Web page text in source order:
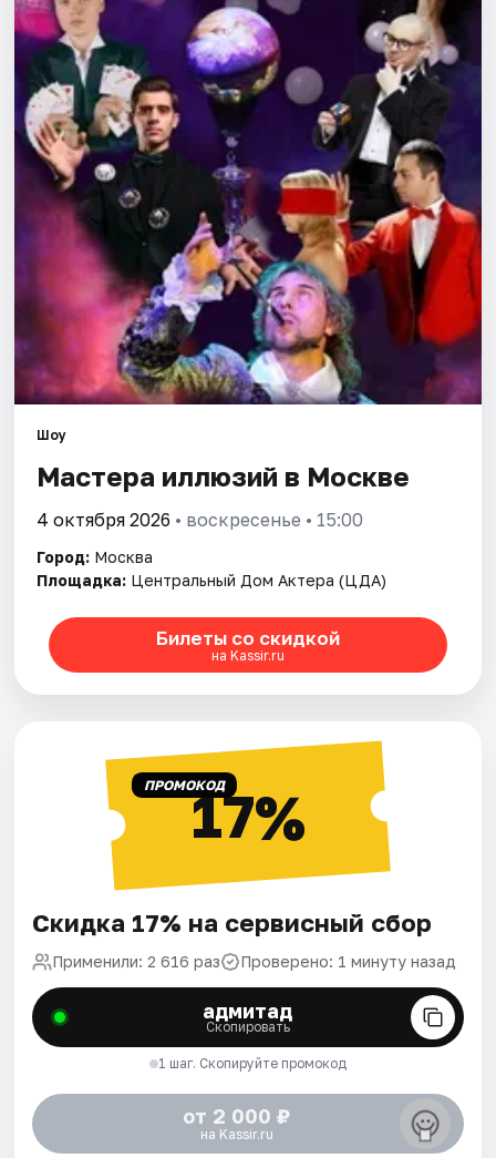
Города
Площадки
Артисты
Рейтинги
Шоу
Мастера иллюзий в Москве
4 октября 2026 • воскресенье • 15:00
Город: Москва
Площадка: Центральный Дом Актера (ЦДА)
Билеты со скидкой
на Kassir.ru
ПРОМОКОД17%
Скидка 17% на сервисный сбор
Применили: 2 616 раз Проверено: 1 минуту назад
адмитад
Скопировать
1 шаг. Скопируйте промокод
от 2 000 ₽
на Kassir.ru